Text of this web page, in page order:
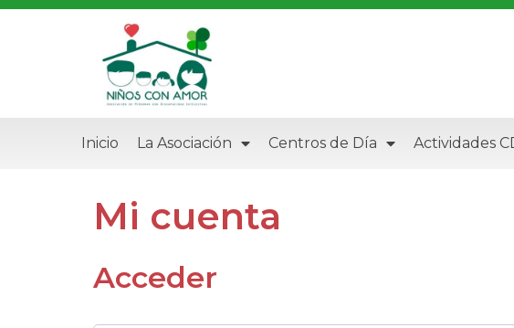
Inicio La Asociación Centros de Día Actividades
Mi cuenta
Acceder